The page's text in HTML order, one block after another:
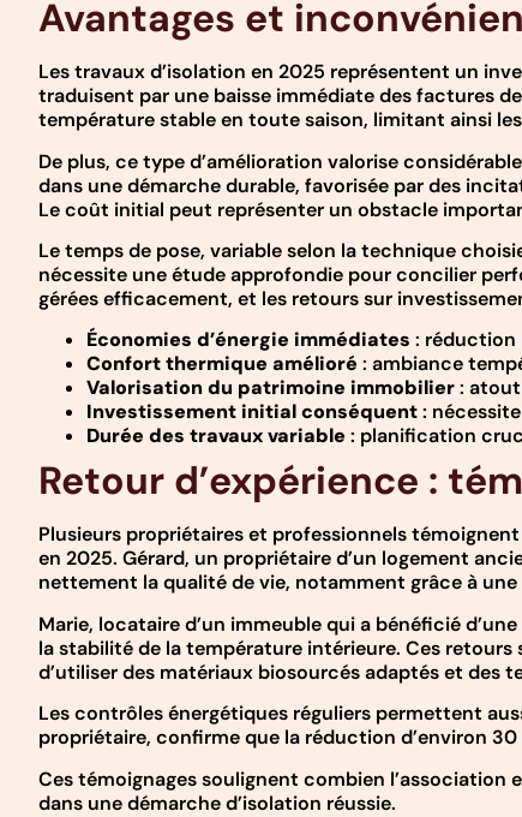
Avantages et
Les travaux d’isolation en 2025 représentent un
traduisent par une baisse immédiate des factures
température stable en toute saison, limitant ainsi
De plus, ce type d’amélioration valorise
dans une démarche durable, favorisée par des
Le coût initial peut représenter un obstacle
Le temps de pose, variable selon la technique
nécessite une étude approfondie pour concilier
gérées efficacement, et les retours sur
Économies d’énergie immédiates : réduction
Confort thermique amélioré : ambiance
Valorisation du patrimoine immobilier:
Investissement initial conséquent:
Durée des travaux variable : planification
Retour d’expérience :
Plusieurs propriétaires et professionnels
en 2025. Gérard, un propriétaire d’un logement
nettement la qualité de vie, notamment grâce à
Marie, locataire d’un immeuble qui a bénéficié
la stabilité de la température intérieure. Ces
d’utiliser des matériaux biosourcés adaptés et des
Les contrôles énergétiques réguliers permettent
propriétaire, confirme que la réduction d’environ
Ces témoignages soulignent combien
dans une démarche d’isolation réussie.